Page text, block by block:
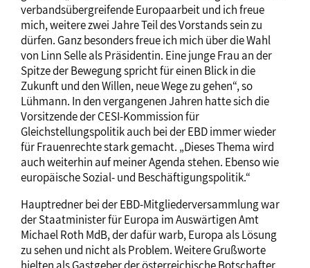
verbandsübergreifende Europaarbeit und ich freue
mich, weitere zwei Jahre Teil des Vorstands sein zu
dürfen. Ganz besonders freue ich mich über die Wahl
von Linn Selle als Präsidentin. Eine junge Frau an der
Spitze der Bewegung spricht für einen Blick in die
Zukunft und den Willen, neue Wege zu gehen“, so
Lühmann. In den vergangenen Jahren hatte sich die
Vorsitzende der CESI-Kommission für
Gleichstellungspolitik auch bei der EBD immer wieder
für Frauenrechte stark gemacht. „Dieses Thema wird
auch weiterhin auf meiner Agenda stehen. Ebenso wie
europäische Sozial- und Beschäftigungspolitik.“
Hauptredner bei der EBD-Mitgliederversammlung war
der Staatminister für Europa im Auswärtigen Amt
Michael Roth MdB, der dafür warb, Europa als Lösung
zu sehen und nicht als Problem. Weitere Grußworte